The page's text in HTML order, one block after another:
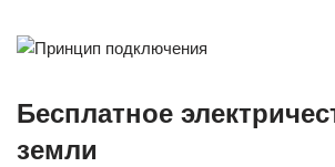
Бесплатное
земли